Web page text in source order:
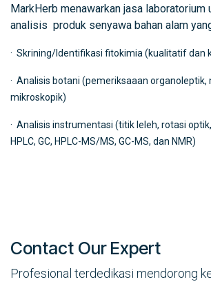
MarkHerb menawarkan jasa laboratorium
analisis produk senyawa bahan alam
· Skrining/Identifikasi fitokimia (kualitatif dan
· Analisis botani (pemeriksaaan organoleptik,
mikroskopik)
· Analisis instrumentasi (titik leleh, rotasi optik,
HPLC, GC, HPLC-MS/MS, GC-MS, dan NMR)
Contact Our Expert
Profesional terdedikasi mendorong